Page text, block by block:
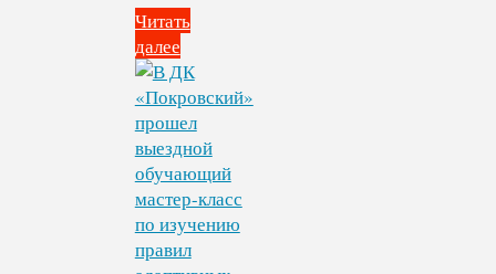
Читать
далее
"Состоялся
мини-
турнир
по
игре
корнхолл
среди
людей